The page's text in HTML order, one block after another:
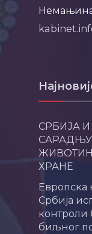
Немањина
СРБИЈА
ХРАНЕ
Европска
Србија
контроли
биљног